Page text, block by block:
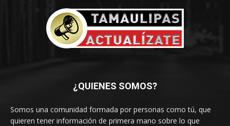
¿QUIENES SOMOS?
Somos una comunidad formada por personas como tú, que
quieren tener información de primera mano sobre lo que